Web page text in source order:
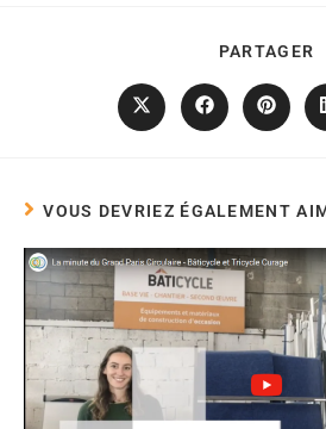
PARTAGER
VOUS DEVRIEZ ÉGALEMENT